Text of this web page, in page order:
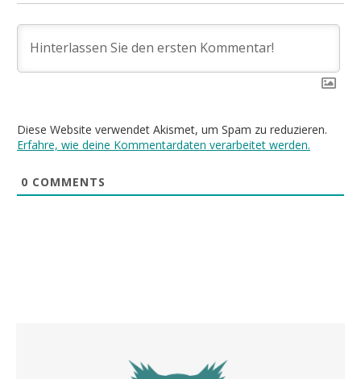
Diese Website verwendet Akismet, um Spam zu reduzieren.
Erfahre, wie deine Kommentardaten verarbeitet werden.
0 COMMENTS